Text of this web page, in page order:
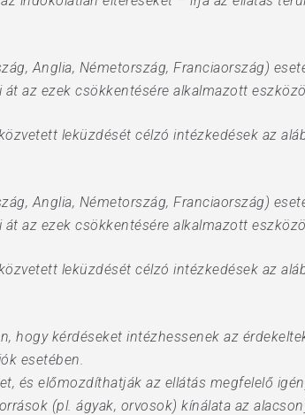
Anglia, Németország, Franciaország)
az ezek csökkentésére alkalmazott
leküzdését célzó intézkedések az
Anglia, Németország, Franciaország)
az ezek csökkentésére alkalmazott
leküzdését célzó intézkedések az
hogy kérdéseket intézhessenek az
esetében.
és előmozdíthatják az ellátás megfelelő
(pl. ágyak, orvosok) kínálata az